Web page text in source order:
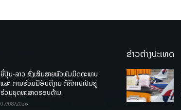
ຍີ່ປຸ່ນ-ລາວ ສົ່ງເສີມສາຍພົວພັນມິດຕະພາບ
ແລະ ການຮ່ວມມືອັນດີງາມ ກໍຄືການເປັນຄູ່
ຮ່ວມຍຸດທະສາດຮອບດ້ານ.
07/08/2026
ຂ່າວຕ່າງປະເທດ